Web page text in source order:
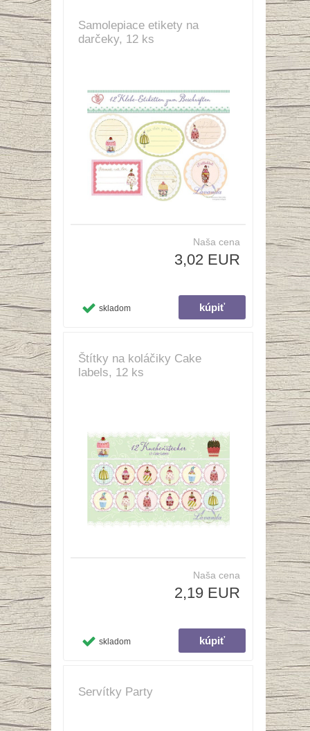
Samolepiace etikety na
darčeky, 12 ks
Naša cena
3,02 EUR
skladom
Štítky na koláčiky Cake
labels, 12 ks
Naša cena
2,19 EUR
skladom
Servítky Party